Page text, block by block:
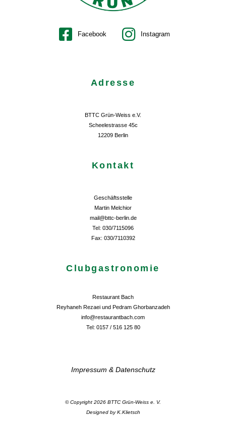
Facebook Instagram
Adresse
BTTC Grün-Weiss e.V.
Scheelestrasse 45c
12209 Berlin
Kontakt
Geschäftsstelle
Martin Melchior
mail@bttc-berlin.de
Tel: 030/7115096
Fax: 030/7110392
Clubgastronomie
Restaurant Bach
Reyhaneh Rezaei und Pedram Ghorbanzadeh
info@restaurantbach.com
Tel: 0157 / 516 125 80
Impressum & Datenschutz
© Copyright 2026 BTTC Grün-Weiss e. V.
Designed by K.Klietsch